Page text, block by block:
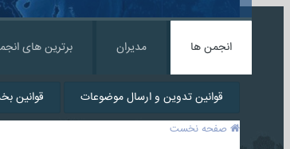
انجمن ها مدیران برترین های
قوانین تدوین و ارسال موضوعات قوانین
صفحه نخست